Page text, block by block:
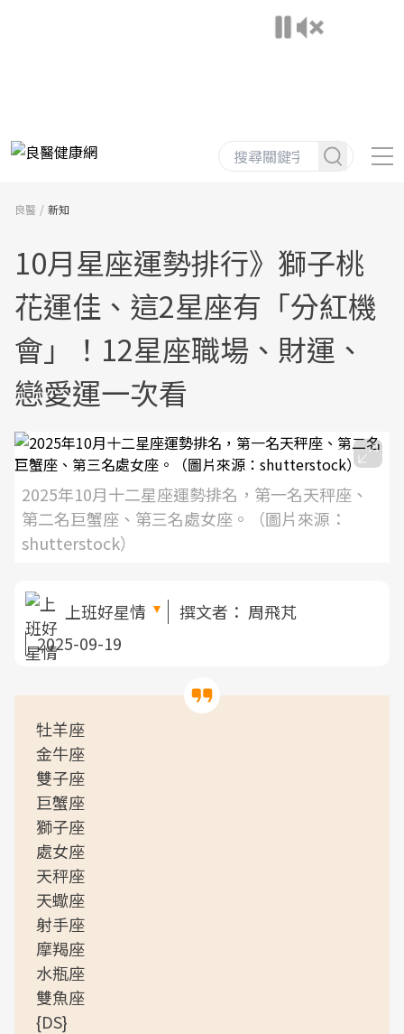
良醫 新知
10月星座運勢排行》獅子桃
花運佳、這2星座有「分紅機
會」！12星座職場、財運、
戀愛運一次看
2025年10月十二星座運勢排名，第一名天秤座、
第二名巨蟹座、第三名處女座。（圖片來源：
shutterstock）
上班好星情 撰文者： 周飛芃
2025-09-19
牡羊座
金牛座
雙子座
巨蟹座
獅子座
處女座
天秤座
天蠍座
射手座
摩羯座
水瓶座
雙魚座
{DS}